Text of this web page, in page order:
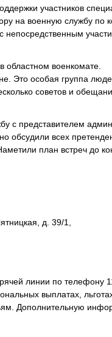
участников
на военную службу по
областном военкомате.
Это особая группа
советов и
с представителем
обсудили всех
план встреч до
д. 39/1,
линии по телефону
выплатах,
Дополнительную